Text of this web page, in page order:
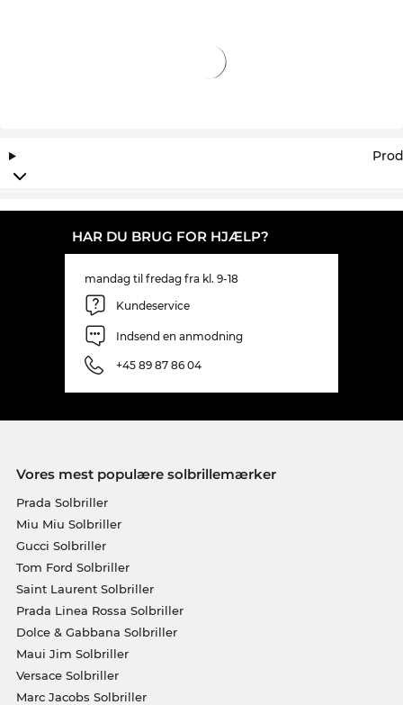
engang finde CH0262S på udsalg.
HAR DU BRUG FOR HJÆLP?
mandag til fredag fra kl. 9-18
Kundeservice
Indsend en anmodning
+45 89 87 86 04
Vores mest populære solbrillemærker
Prada Solbriller
Miu Miu Solbriller
Gucci Solbriller
Tom Ford Solbriller
Saint Laurent Solbriller
Prada Linea Rossa Solbriller
Dolce & Gabbana Solbriller
Maui Jim Solbriller
Versace Solbriller
Marc Jacobs Solbriller